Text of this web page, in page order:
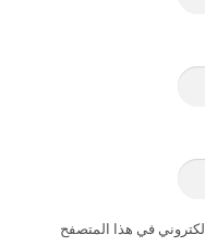
في هذا المتصفح